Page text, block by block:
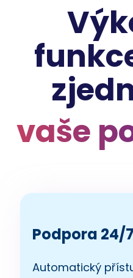
vaše
Podpora 24/7
Automatický